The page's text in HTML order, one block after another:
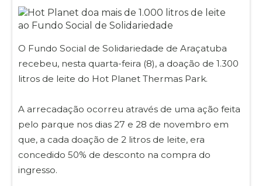
O Fundo Social de Solidariedade de Araçatuba
recebeu, nesta quarta-feira (8), a doação de 1.300
litros de leite do Hot Planet Thermas Park.
A arrecadação ocorreu através de uma ação feita
pelo parque nos dias 27 e 28 de novembro em
que, a cada doação de 2 litros de leite, era
concedido 50% de desconto na compra do
ingresso.